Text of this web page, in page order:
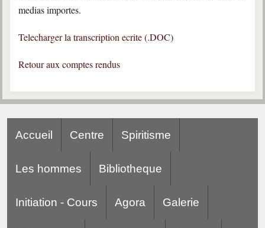
1846-1927
1857-1926
Divaldo Franco
1927-2025
Ouvrages
Bibliothèque spirite
medias importes.
Telecharger la transcription ecrite (.DOC)
Retour aux comptes rendus
Accueil Centre Spiritisme
Les hommes Bibliotheque
Initiation - Cours Agora Galerie